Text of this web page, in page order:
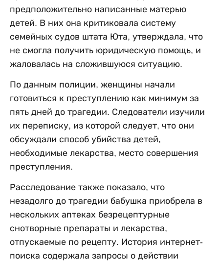
предположительно написанные матерью
детей. В них она критиковала систему
семейных судов штата Юта, утверждала, что
не смогла получить юридическую помощь, и
жаловалась на сложившуюся ситуацию.
По данным полиции, женщины начали
готовиться к преступлению как минимум за
пять дней до трагедии. Следователи изучили
их переписку, из которой следует, что они
обсуждали способ убийства детей,
необходимые лекарства, место совершения
преступления.
Расследование также показало, что
незадолго до трагедии бабушка приобрела в
нескольких аптеках безрецептурные
снотворные препараты и лекарства,
отпускаемые по рецепту. История интернет-
поиска содержала запросы о действии